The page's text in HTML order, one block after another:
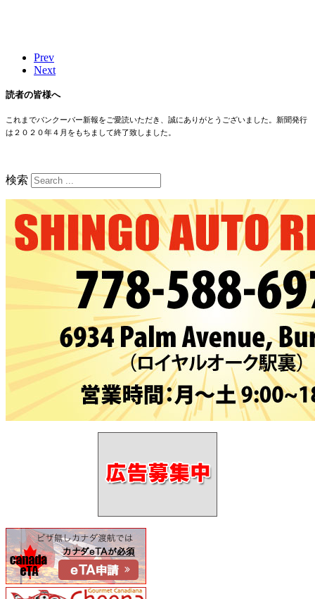
Prev
Next
読者の皆様へ
これまでバンクーバー新報をご愛読いただき、誠にありがとうございました。新聞発行
は２０２０年４月をもちまして終了致しました。
検索